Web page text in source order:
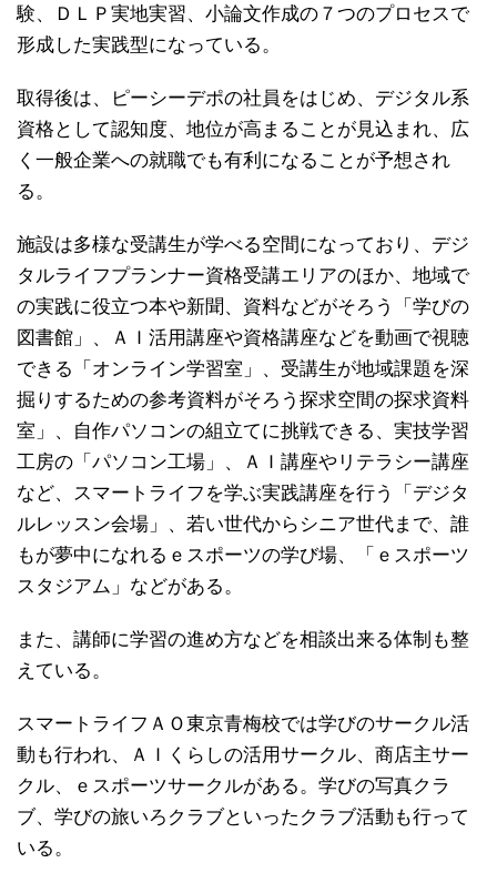
験、ＤＬＰ実地実習、小論文作成の７つのプロセスで
形成した実践型になっている。
取得後は、ピーシーデポの社員をはじめ、デジタル系
資格として認知度、地位が高まることが見込まれ、広
く一般企業への就職でも有利になることが予想され
る。
施設は多様な受講生が学べる空間になっており、デジ
タルライフプランナー資格受講エリアのほか、地域で
の実践に役立つ本や新聞、資料などがそろう「学びの
図書館」、ＡＩ活用講座や資格講座などを動画で視聴
できる「オンライン学習室」、受講生が地域課題を深
掘りするための参考資料がそろう探求空間の探求資料
室」、自作パソコンの組立てに挑戦できる、実技学習
工房の「パソコン工場」、ＡＩ講座やリテラシー講座
など、スマートライフを学ぶ実践講座を行う「デジタ
ルレッスン会場」、若い世代からシニア世代まで、誰
もが夢中になれるｅスポーツの学び場、「ｅスポーツ
スタジアム」などがある。
また、講師に学習の進め方などを相談出来る体制も整
えている。
スマートライフＡＯ東京青梅校では学びのサークル活
動も行われ、ＡＩくらしの活用サークル、商店主サー
クル、ｅスポーツサークルがある。学びの写真クラ
ブ、学びの旅いろクラブといったクラブ活動も行って
いる。